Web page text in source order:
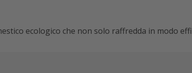
ecologico che non solo raffredda in modo